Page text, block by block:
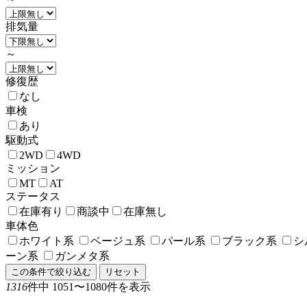
排気量
～
修復歴
なし
車検
あり
駆動式
2WD
4WD
ミッション
MT
AT
ステータス
在庫有り
商談中
在庫無し
車体色
ホワイト系
ベージュ系 パール系 ブラック系
ーン系
ガンメタ系
この条件で絞り込む リセット
1316件中 1051〜1080件を表示